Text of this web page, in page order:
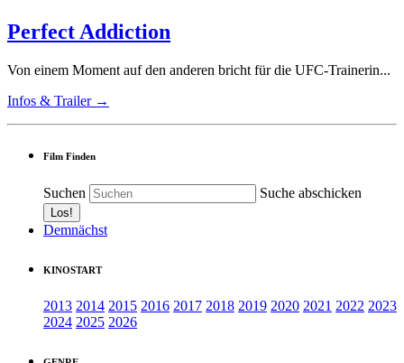
Perfect Addiction
Von einem Moment auf den anderen bricht für die UFC-Trainerin...
Infos & Trailer →
Film Finden
Suchen Suche abschicken
Demnächst
KINOSTART
2013 2014 2015 2016 2017 2018 2019 2020 2021 2022 2023
2024 2025 2026